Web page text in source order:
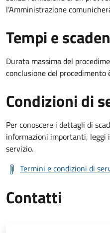
l’Amministrazione
Tempi e
Durata massima del
conclusione del procedimento
Condizioni di
Per conoscere i dettagli di
informazioni importanti, leggi
servizio.
Termini e condizioni di
Contatti